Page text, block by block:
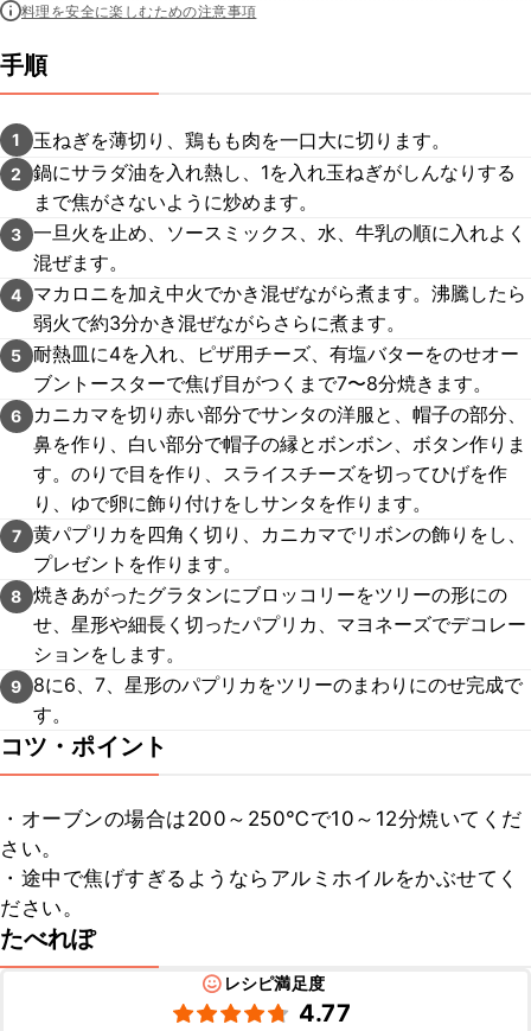
料理を安全に楽しむための注意事項
手順
1 玉ねぎを薄切り、鶏もも肉を一口大に切ります。
2
鍋にサラダ油を入れ熱し、1を入れ玉ねぎがしんなりする
まで焦がさないように炒めます。
3 一旦火を止め、ソースミックス、水、牛乳の順に入れよく
混ぜます。
4
マカロニを加え中火でかき混ぜながら煮ます。沸騰したら
弱火で約3分かき混ぜながらさらに煮ます。
5 耐熱皿に4を入れ、ピザ用チーズ、有塩バターをのせオー
ブントースターで焦げ目がつくまで7〜8分焼きます。
6
カニカマを切り赤い部分でサンタの洋服と、帽子の部分、
鼻を作り、白い部分で帽子の縁とボンボン、ボタン作りま
す。のりで目を作り、スライスチーズを切ってひげを作
り、ゆで卵に飾り付けをしサンタを作ります。
7 黄パプリカを四角く切り、カニカマでリボンの飾りをし、
プレゼントを作ります。
8 焼きあがったグラタンにブロッコリーをツリーの形にの
せ、星形や細長く切ったパプリカ、マヨネーズでデコレー
ションをします。
9
8に6、7、星形のパプリカをツリーのまわりにのせ完成で
す。
コツ・ポイント
・オーブンの場合は200～250℃で10～12分焼いてくだ
さい。
・途中で焦げすぎるようならアルミホイルをかぶせてく
ださい。
たべれぽ
レシピ満足度
4.77